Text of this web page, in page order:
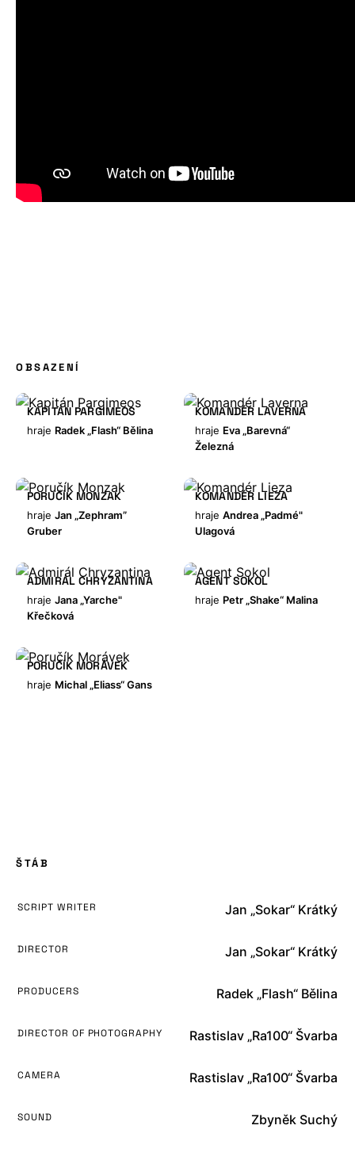
OBSAZENÍ
KAPITÁN PARGIMEOS
hraje Radek „Flash“ Bělina
KOMANDÉR LAVERNA
hraje Eva „Barevná“
Železná
PORUČÍK MONZAK
hraje Jan „Zephram”
Gruber
KOMANDÉR LIEZA
hraje Andrea „Padmé"
Ulagová
ADMIRÁL CHRYZANTINA
hraje Jana „Yarche"
Křečková
AGENT SOKOL
hraje Petr „Shake“ Malina
PORUČÍK MORÁVEK
hraje Michal „Eliass“ Gans
ŠTÁB
SCRIPT WRITER Jan „Sokar“ Krátký
DIRECTOR Jan „Sokar“ Krátký
PRODUCERS Radek „Flash“ Bělina
DIRECTOR OF PHOTOGRAPHY Rastislav „Ra100“ Švarba
CAMERA Rastislav „Ra100“ Švarba
SOUND Zbyněk Suchý